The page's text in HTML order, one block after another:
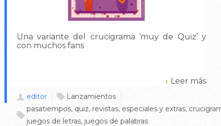
Una variante del crucigrama ‘muy de Quiz’ y
con muchos fans
Leer más
editor
Lanzamientos
pasatiempos, quiz, revistas, especiales y extras,
juegos de letras, juegos de palabras